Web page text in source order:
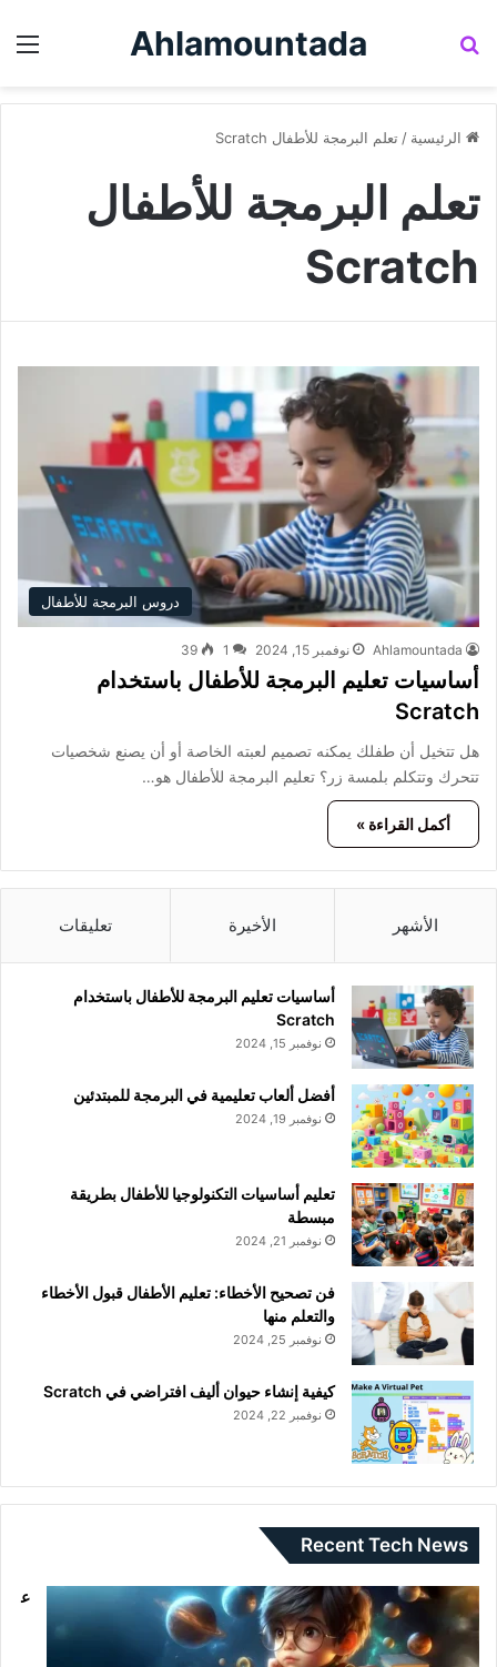
Ahlamountada
الرئيسية / تعلم البرمجة للأطفال Scratch
تعلم البرمجة للأطفال
Scratch
دروس البرمجة للأطفال
Ahlamountada نوفمبر 15, 2024 1
39
أساسيات تعليم البرمجة للأطفال باستخدام
Scratch
هل تتخيل أن طفلك يمكنه تصميم لعبته الخاصة أو أن يصنع شخصيات
تتحرك وتتكلم بلمسة زر؟ تعليم البرمجة للأطفال هو…
أكمل القراءة »
الأشهر الأخيرة تعليقات
أساسيات تعليم البرمجة للأطفال باستخدام
Scratch
نوفمبر 15, 2024
أفضل ألعاب تعليمية في البرمجة للمبتدئين
نوفمبر 19, 2024
تعليم أساسيات التكنولوجيا للأطفال بطريقة
مبسطة
نوفمبر 21, 2024
فن تصحيح الأخطاء: تعليم الأطفال قبول الأخطاء
والتعلم منها
نوفمبر 25, 2024
كيفية إنشاء حيوان أليف افتراضي في Scratch
نوفمبر 22, 2024
Recent Tech News
ع